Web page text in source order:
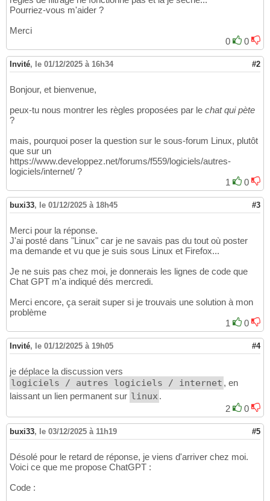
Pourriez-vous m'aider ?
Merci
0
0
Invité, le 01/12/2025 à 16h34 #2
Bonjour, et bienvenue,
peux-tu nous montrer les règles proposées par le chat qui pète
?
mais, pourquoi poser la question sur le sous-forum Linux, plutôt
que sur un
https://www.developpez.net/forums/f559/logiciels/autres-
logiciels/internet/ ?
1
0
buxi33, le 01/12/2025 à 18h45 #3
Merci pour la réponse.
J'ai posté dans "Linux" car je ne savais pas du tout où poster
ma demande et vu que je suis sous Linux et Firefox...
Je ne suis pas chez moi, je donnerais les lignes de code que
Chat GPT m'a indiqué dés mercredi.
Merci encore, ça serait super si je trouvais une solution à mon
problème
1
0
Invité, le 01/12/2025 à 19h05 #4
je déplace la discussion vers
logiciels / autres logiciels / internet , en
laissant un lien permanent sur linux .
2
0
buxi33, le 03/12/2025 à 11h19 #5
Désolé pour le retard de réponse, je viens d'arriver chez moi.
Voici ce que me propose ChatGPT :
Code :